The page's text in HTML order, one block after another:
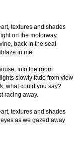
textures and shades
on the motorway
back in the seat
in me
into the room
slowly fade from view
what could you say?
racing away.
textures and shades
as we gazed away